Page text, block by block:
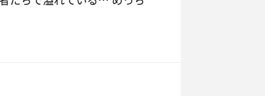
とか、ど真ん中に色とりど
ージなのかな？いろんな休
？ww
ュウ〟をしてくれました❣️
オル一振り‼️これだけで体
、今度は氷水を頭からぶっ
体は熱いから指先はヒリヒ